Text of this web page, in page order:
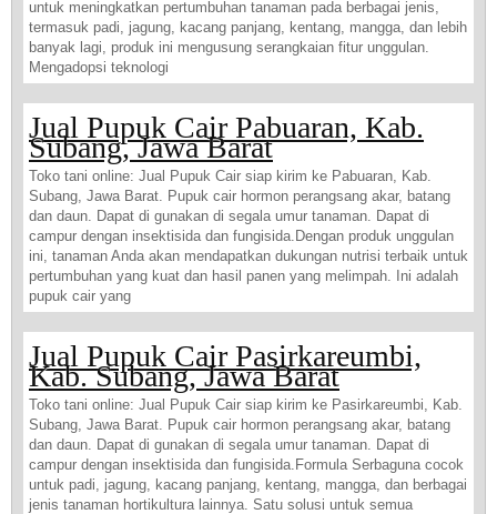
untuk meningkatkan pertumbuhan tanaman pada berbagai jenis,
termasuk padi, jagung, kacang panjang, kentang, mangga, dan lebih
banyak lagi, produk ini mengusung serangkaian fitur unggulan.
Mengadopsi teknologi
Jual Pupuk Cair Pabuaran, Kab.
Subang, Jawa Barat
Toko tani online: Jual Pupuk Cair siap kirim ke Pabuaran, Kab.
Subang, Jawa Barat. Pupuk cair hormon perangsang akar, batang
dan daun. Dapat di gunakan di segala umur tanaman. Dapat di
campur dengan insektisida dan fungisida.Dengan produk unggulan
ini, tanaman Anda akan mendapatkan dukungan nutrisi terbaik untuk
pertumbuhan yang kuat dan hasil panen yang melimpah. Ini adalah
pupuk cair yang
Jual Pupuk Cair Pasirkareumbi,
Kab. Subang, Jawa Barat
Toko tani online: Jual Pupuk Cair siap kirim ke Pasirkareumbi, Kab.
Subang, Jawa Barat. Pupuk cair hormon perangsang akar, batang
dan daun. Dapat di gunakan di segala umur tanaman. Dapat di
campur dengan insektisida dan fungisida.Formula Serbaguna cocok
untuk padi, jagung, kacang panjang, kentang, mangga, dan berbagai
jenis tanaman hortikultura lainnya. Satu solusi untuk semua